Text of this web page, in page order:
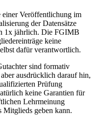
Veröffentlichung im
der Datensätze
1x jährlich. Die FGIMB
keine
dafür verantwortlich.
sind formativ
ausdrücklich darauf hin,
Prüfung
keine Garantien für
Lehrmeinung
Mitglieds geben kann.